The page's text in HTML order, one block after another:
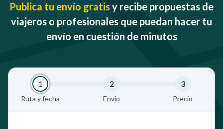
Publica tu envío gratisy recibe propuestas de
viajeros o profesionales que puedan hacer tu
envío en cuestión de minutos
1
Ruta y fecha
2
Envío
3
Precio